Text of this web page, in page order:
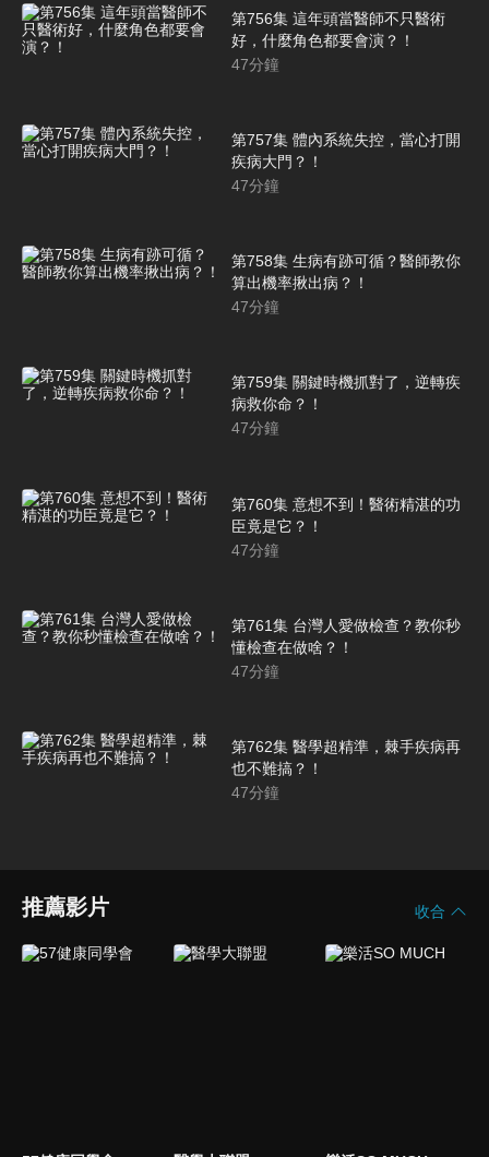
第756集 這年頭當醫師不只醫術
好，什麼角色都要會演？！
47分鐘
第757集 體內系統失控，當心打開
疾病大門？！
47分鐘
第758集 生病有跡可循？醫師教你
算出機率揪出病？！
47分鐘
第759集 關鍵時機抓對了，逆轉疾
病救你命？！
47分鐘
第760集 意想不到！醫術精湛的功
臣竟是它？！
47分鐘
第761集 台灣人愛做檢查？教你秒
懂檢查在做啥？！
47分鐘
第762集 醫學超精準，棘手疾病再
也不難搞？！
47分鐘
推薦影片 收合